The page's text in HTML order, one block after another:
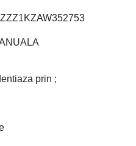
prin ;